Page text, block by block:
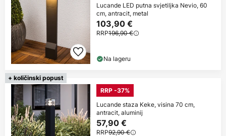
Lucande LED putna svjetiljka Nevio, 60
cm, antracit, metal
103,90 €
RRP196,90 €
Na lageru
+ količinski popust
RRP -37%
Lucande staza Keke, visina 70 cm,
antracit, aluminij
57,90 €
RRP92,90 €